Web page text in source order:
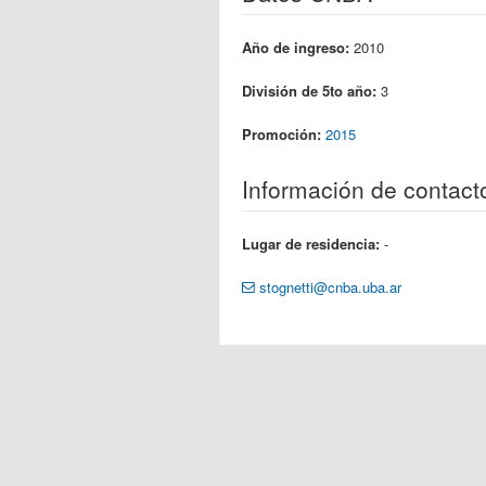
Año de ingreso: 2010
División de 5to año: 3
Promoción: 2015
Información de
Lugar de residencia: -
stognetti@cnba.uba.ar